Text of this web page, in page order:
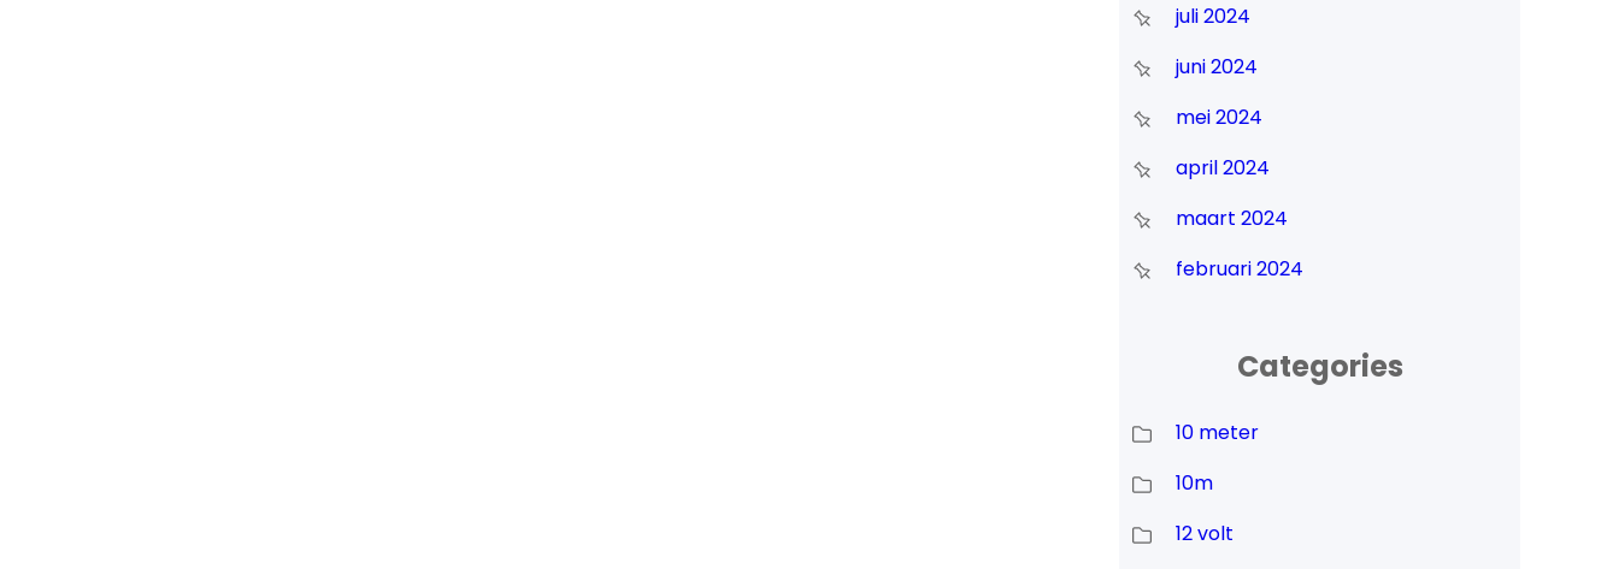
juli 2024
juni 2024
mei 2024
april 2024
maart 2024
februari 2024
Categories
10 meter
10m
12 volt